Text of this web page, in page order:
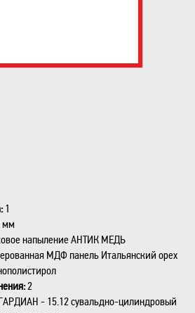
1
мм
напыление АНТИК МЕДЬ
МДФ панель Итальянский орех
2
- 15.12 сувальдно-цилиндровый